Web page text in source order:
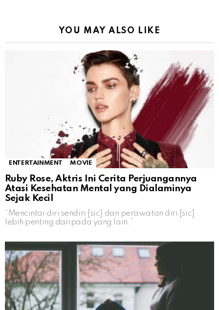
YOU MAY ALSO LIKE
ENTERTAINMENT MOVIE
Ruby Rose, Aktris Ini Cerita Perjuangannya
Atasi Kesehatan Mental yang Dialaminya
Sejak Kecil
“Mencintai diri sendiri [sic] dan perawatan diri [sic]
lebih penting daripada yang lain.”